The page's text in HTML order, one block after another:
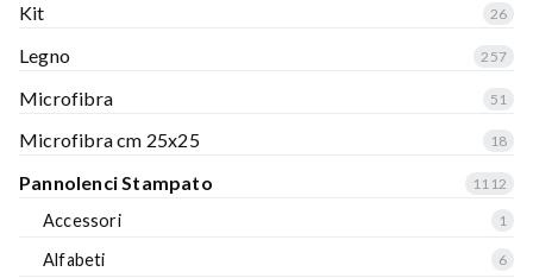
Kit 26
Legno 257
Microfibra 51
Microfibra cm 25x25 18
Pannolenci Stampato 1112
Accessori 1
Alfabeti 6